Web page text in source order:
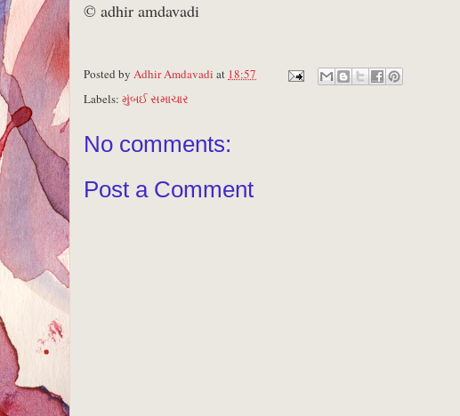
© adhir amdavadi
Posted by Adhir Amdavadi at 18:57
Labels: મુંબઈ સમાચાર
No comments:
Post a Comment